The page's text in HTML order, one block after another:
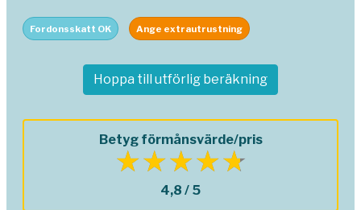
Fordonsskatt OK Ange extrautrustning
Hoppa till utförlig beräkning
Betyg förmånsvärde/pris
4,8 / 5